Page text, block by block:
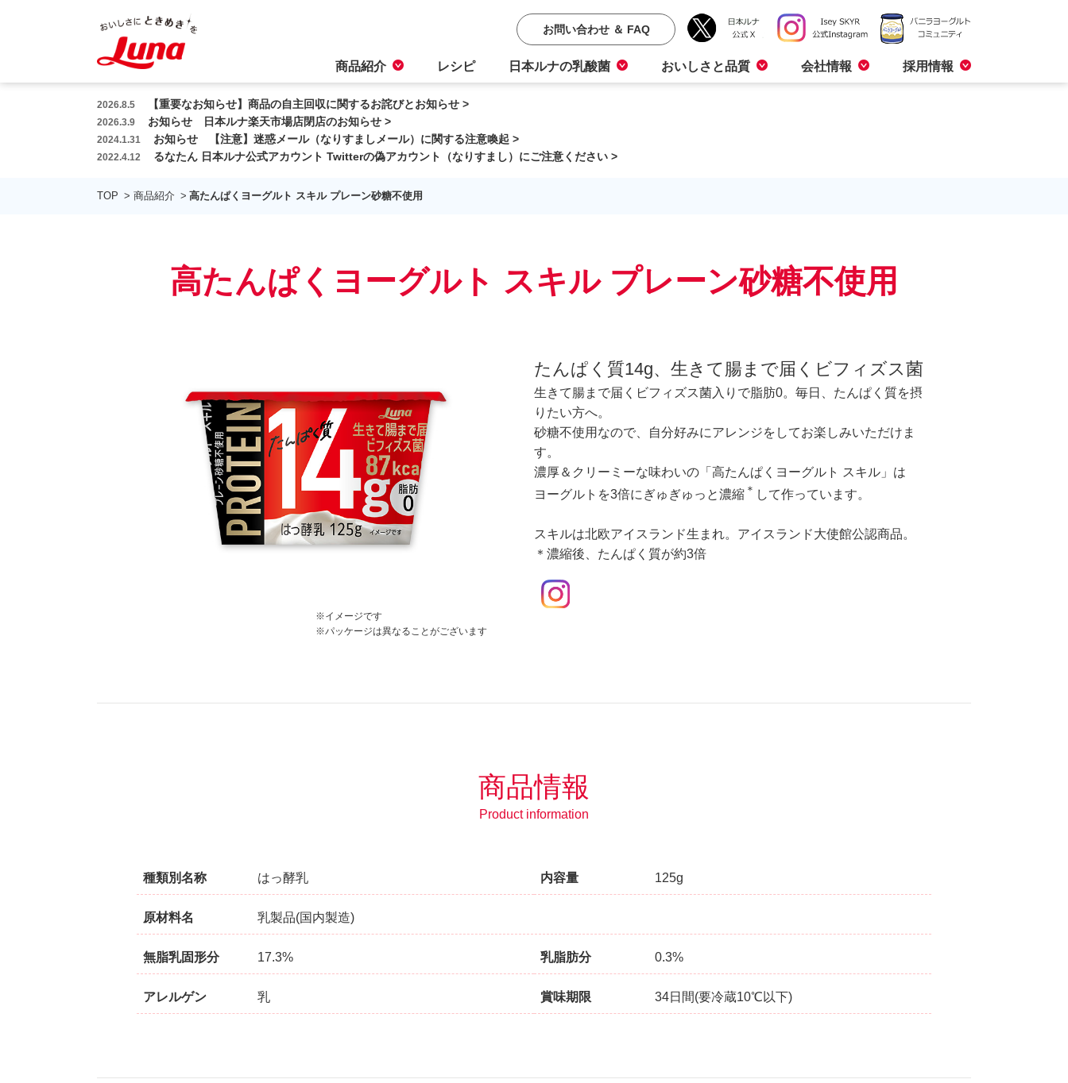
商品紹介 レシピ 日本ルナの乳酸菌 おいしさと品質 会社情報 採用情報
お問い合わせ ＆ FAQ
2026.8.5 【重要なお知らせ】商品の自主回収に関するお詫びとお知らせ >
2026.3.9 お知らせ 日本ルナ楽天市場店閉店のお知らせ >
2024.1.31 お知らせ 【注意】迷惑メール（なりすましメール）に関する注意喚起 >
2022.4.12 るなたん 日本ルナ公式アカウント Twitterの偽アカウント（なりすまし）にご注意ください >
TOP 商品紹介 高たんぱくヨーグルト スキル プレーン砂糖不使用
高たんぱくヨーグルト スキル プレーン砂糖不使用
※イメージです
※パッケージは異なることがございます
たんぱく質14g、生きて腸まで届くビフィズス菌
生きて腸まで届くビフィズス菌入りで脂肪0。毎日、たんぱく質を摂
りたい方へ。
砂糖不使用なので、自分好みにアレンジをしてお楽しみいただけま
す。
濃厚＆クリーミーな味わいの「高たんぱくヨーグルト スキル」は
ヨーグルトを3倍にぎゅぎゅっと濃縮 ＊ して作っています。
スキルは北欧アイスランド生まれ。アイスランド大使館公認商品。
＊濃縮後、たんぱく質が約3倍
商品情報
Product information
種類別名称 はっ酵乳 内容量 125g
原材料名 乳製品(国内製造)
無脂乳固形分 17.3% 乳脂肪分 0.3%
アレルゲン 乳 賞味期限 34日間(要冷蔵10℃以下)